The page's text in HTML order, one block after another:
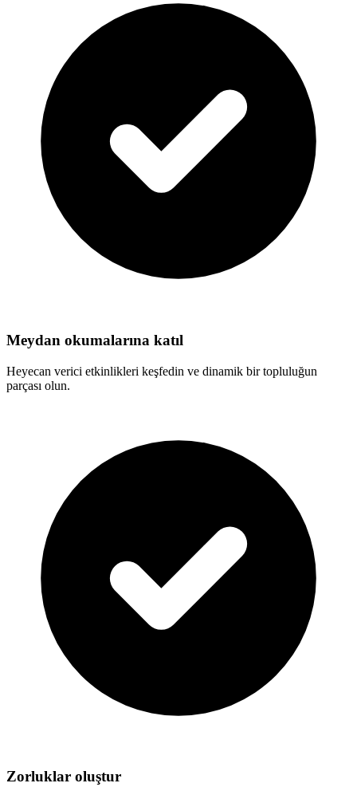
Meydan okumalarına katıl
Heyecan verici etkinlikleri keşfedin ve dinamik bir topluluğun
parçası olun.
Zorluklar oluştur